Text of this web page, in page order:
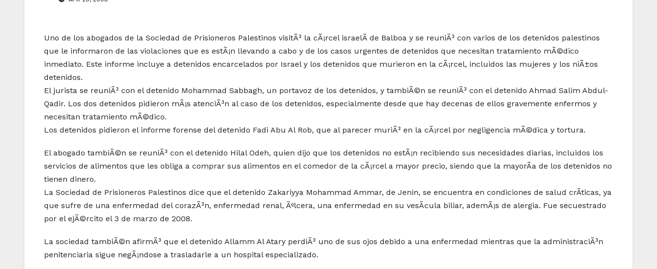
Uno de los abogados de la Sociedad de Prisioneros Palestinos visitÃ³ la cÃ¡rcel israelÃ­ de Balboa y se reuniÃ³ con varios de los detenidos palestinos
que le informaron de las violaciones que es estÃ¡n llevando a cabo y de los casos urgentes de detenidos que necesitan tratamiento mÃ©dico
inmediato. Este informe incluye a detenidos encarcelados por Israel y los detenidos que murieron en la cÃ¡rcel, incluidos las mujeres y los niÃ±os
detenidos.
El jurista se reuniÃ³ con el detenido Mohammad Sabbagh, un portavoz de los detenidos, y tambiÃ©n se reuniÃ³ con el detenido Ahmad Salim Abdul-
Qadir. Los dos detenidos pidieron mÃ¡s atenciÃ³n al caso de los detenidos, especialmente desde que hay decenas de ellos gravemente enfermos y
necesitan tratamiento mÃ©dico.
Los detenidos pidieron el informe forense del detenido Fadi Abu Al Rob, que al parecer muriÃ³ en la cÃ¡rcel por negligencia mÃ©dica y tortura.
El abogado tambiÃ©n se reuniÃ³ con el detenido Hilal Odeh, quien dijo que los detenidos no estÃ¡n recibiendo sus necesidades diarias, incluidos los
servicios de alimentos que les obliga a comprar sus alimentos en el comedor de la cÃ¡rcel a mayor precio, siendo que la mayorÃ­a de los detenidos no
tienen dinero.
La Sociedad de Prisioneros Palestinos dice que el detenido Zakariyya Mohammad Ammar, de Jenin, se encuentra en condiciones de salud crÃ­ticas, ya
que sufre de una enfermedad del corazÃ³n, enfermedad renal, Ãºlcera, una enfermedad en su vesÃ­cula biliar, ademÃ¡s de alergia. Fue secuestrado
por el ejÃ©rcito el 3 de marzo de 2008.
La sociedad tambiÃ©n afirmÃ³ que el detenido Allamm Al Atary perdiÃ³ uno de sus ojos debido a una enfermedad mientras que la administraciÃ³n
penitenciaria sigue negÃ¡ndose a trasladarle a un hospital especializado.